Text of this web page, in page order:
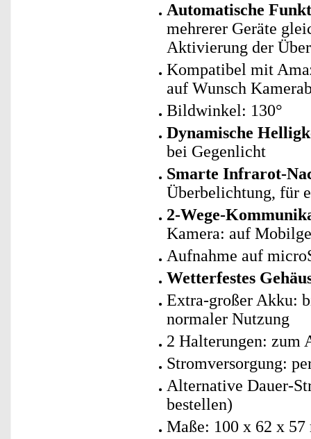
Automatische
mehrerer Geräte
Aktivierung der
Kompatibel mit
auf Wunsch
Bildwinkel: 130°
Dynamische
bei Gegenlicht
Smarte Infrarot-
Überbelichtung, für
2-Wege-
Kamera: auf
Aufnahme auf
Wetterfestes
Extra-großer Akku:
normaler Nutzung
2 Halterungen: zum
Stromversorgung:
Alternative Dauer-
bestellen)
Maße: 100 x 62 x